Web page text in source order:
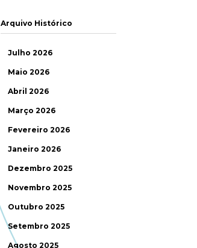
Arquivo Histórico
Julho 2026
Maio 2026
Abril 2026
Março 2026
Fevereiro 2026
Janeiro 2026
Dezembro 2025
Novembro 2025
Outubro 2025
Setembro 2025
Agosto 2025